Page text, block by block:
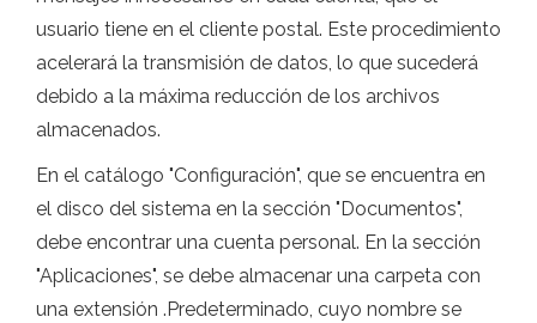
usuario tiene en el cliente postal. Este procedimiento
acelerará la transmisión de datos, lo que sucederá
debido a la máxima reducción de los archivos
almacenados.
En el catálogo "Configuración", que se encuentra en
el disco del sistema en la sección "Documentos",
debe encontrar una cuenta personal. En la sección
"Aplicaciones", se debe almacenar una carpeta con
una extensión .Predeterminado, cuyo nombre se